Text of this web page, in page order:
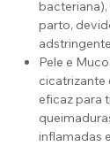
parto,
Pele e
cicatrizante
eficaz para
inflamadas